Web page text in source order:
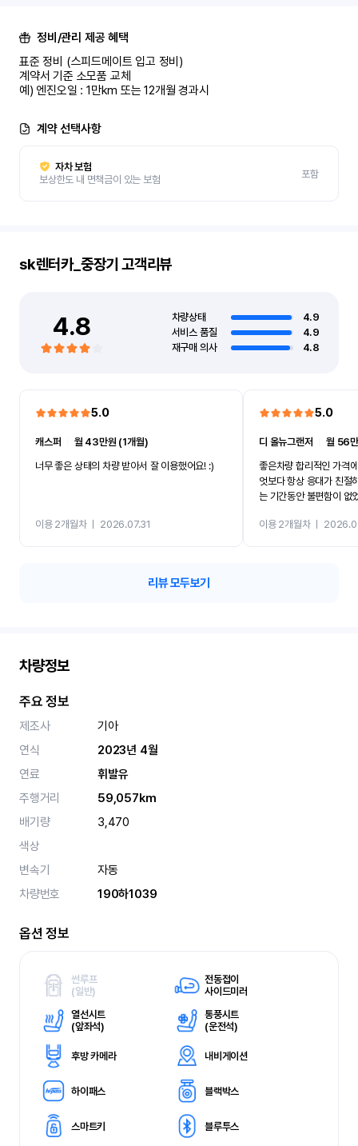
정비/관리 제공 혜택
표준 정비 (스피드메이트 입고 정비)
계약서 기준 소모품 교체
예) 엔진오일 : 1만km 또는 12개월 경과시
계약 선택사항
자차 보험
보상한도 내 면책금이 있는 보험
포함
sk렌터카_중장기 고객리뷰
4.8 차량상태
4.9
서비스 품질
4.9
재구매 의사
4.8
5.0
캐스퍼
월 43만원 (1개월)
너무 좋은 상태의 차량 받아서 잘 이용했어요! :)
이용 2개월차ㅣ 2026.07.31
5.0
디 올뉴그랜저 ㅣ월 56
좋은차량 합리적인 가격
엇보다 항상 응대가 친절
는 기간동안 불편함이 없
카 렌트 고민없이 강추합
이용 2개월차ㅣ
리뷰 모두보기
차량정보
주요 정보
제조사
기아
연식
2023년 4월
연료
휘발유
주행거리
59,057km
배기량
3,470
색상
변속기
자동
차량번호
190하1039
옵션 정보
썬루프
(일반)
전동접이
사이드미러
열선시트
(앞좌석)
통풍시트
(운전석)
후방 카메라 내비게이션
하이패스 블랙박스
스마트키 블루투스